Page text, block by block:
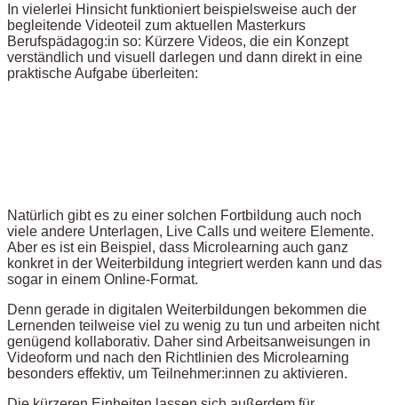
In vielerlei Hinsicht funktioniert beispielsweise auch der
begleitende Videoteil zum aktuellen Masterkurs
Berufspädagog:in so: Kürzere Videos, die ein Konzept
verständlich und visuell darlegen und dann direkt in eine
praktische Aufgabe überleiten:
Natürlich gibt es zu einer solchen Fortbildung auch noch
viele andere Unterlagen, Live Calls und weitere Elemente.
Aber es ist ein Beispiel, dass Microlearning auch ganz
konkret in der Weiterbildung integriert werden kann und das
sogar in einem Online-Format.
Denn gerade in digitalen Weiterbildungen bekommen die
Lernenden teilweise viel zu wenig zu tun und arbeiten nicht
genügend kollaborativ. Daher sind Arbeitsanweisungen in
Videoform und nach den Richtlinien des Microlearning
besonders effektiv, um Teilnehmer:innen zu aktivieren.